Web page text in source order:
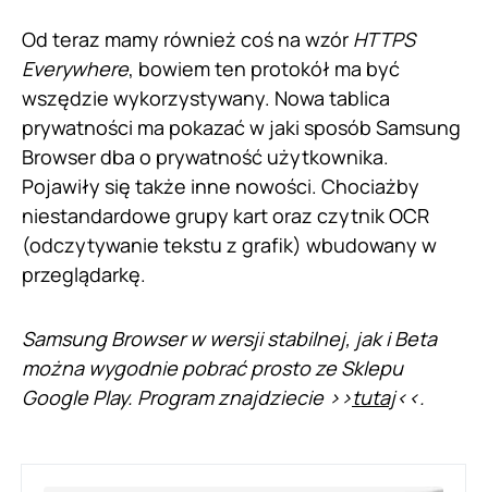
Od teraz mamy również coś na wzór HTTPS
Everywhere, bowiem ten protokół ma być
wszędzie wykorzystywany. Nowa tablica
prywatności ma pokazać w jaki sposób Samsung
Browser dba o prywatność użytkownika.
Pojawiły się także inne nowości. Chociażby
niestandardowe grupy kart oraz czytnik OCR
(odczytywanie tekstu z grafik) wbudowany w
przeglądarkę.
Samsung Browser w wersji stabilnej, jak i Beta
można wygodnie pobrać prosto ze Sklepu
Google Play. Program znajdziecie >>tutaj<<.